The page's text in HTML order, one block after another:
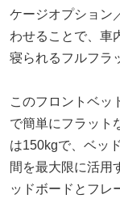
ケージオプション
わせることで、車
寝られるフルフラ
このフロントベッ
で簡単にフラット
は150kgで、ベッ
間を最大限に活用
ッドボードとフレ